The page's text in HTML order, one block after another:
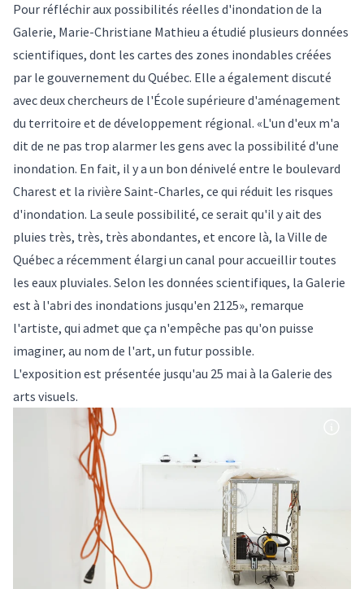
Pour réfléchir aux possibilités réelles d'inondation de la
Galerie, Marie-Christiane Mathieu a étudié plusieurs données
scientifiques, dont les cartes des zones inondables créées
par le gouvernement du Québec. Elle a également discuté
avec deux chercheurs de l'École supérieure d'aménagement
du territoire et de développement régional. «L'un d'eux m'a
dit de ne pas trop alarmer les gens avec la possibilité d'une
inondation. En fait, il y a un bon dénivelé entre le boulevard
Charest et la rivière Saint-Charles, ce qui réduit les risques
d'inondation. La seule possibilité, ce serait qu'il y ait des
pluies très, très, très abondantes, et encore là, la Ville de
Québec a récemment élargi un canal pour accueillir toutes
les eaux pluviales. Selon les données scientifiques, la Galerie
est à l'abri des inondations jusqu'en 2125», remarque
l'artiste, qui admet que ça n'empêche pas qu'on puisse
imaginer, au nom de l'art, un futur possible.
L'exposition est présentée jusqu'au 25 mai à la Galerie des
arts visuels.